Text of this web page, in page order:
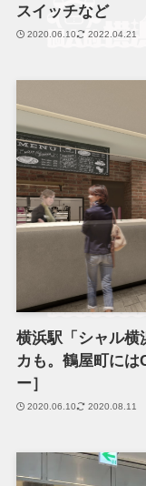
スイッチなど
2020.06.10 2022.04.21
横浜駅「シャル横
カも。鶴屋町に
ー］
2020.06.10 2020.08.11